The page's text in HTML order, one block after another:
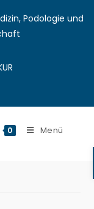
Podologie und
0 Menü